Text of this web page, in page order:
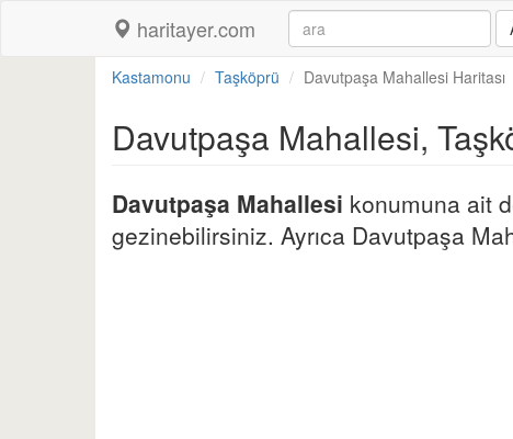
haritayer.com
Kastamonu Taşköprü Davutpaşa Mahallesi Haritası
Davutpaşa Mahallesi,
Davutpaşa Mahallesi konumuna ait
gezinebilirsiniz. Ayrıca Davutpaşa